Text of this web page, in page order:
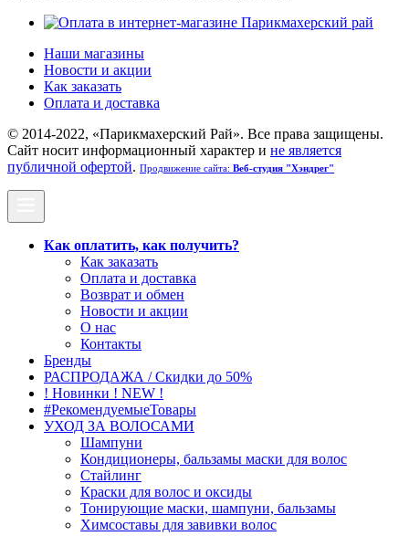
Наши магазины
Новости и акции
Как заказать
Оплата и доставка
© 2014-2022, «Парикмахерский Рай». Все права защищены.
Cайт носит информационный характер и не является
публичной офертой. Продвижение сайта: Веб-студия "Хэндрег"
Как оплатить, как получить?
Как заказать
Оплата и доставка
Возврат и обмен
Новости и акции
О нас
Контакты
Бренды
РАСПРОДАЖА / Скидки до 50%
! Новинки ! NEW !
#РекомендуемыеТовары
УХОД ЗА ВОЛОСАМИ
Шампуни
Кондиционеры, бальзамы маски для волос
Стайлинг
Краски для волос и оксиды
Тонирующие маски, шампуни, бальзамы
Химсоставы для завивки волос